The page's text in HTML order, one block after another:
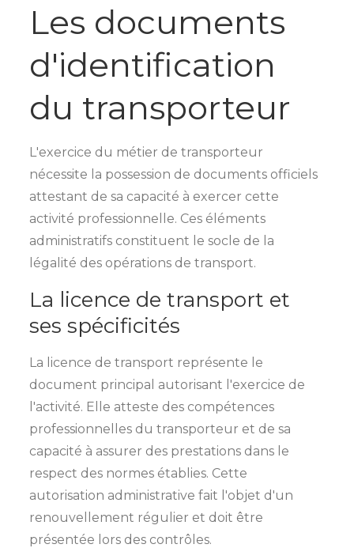
Les documents
d'identification
du transporteur
L'exercice du métier de transporteur
nécessite la possession de documents officiels
attestant de sa capacité à exercer cette
activité professionnelle. Ces éléments
administratifs constituent le socle de la
légalité des opérations de transport.
La licence de transport et
ses spécificités
La licence de transport représente le
document principal autorisant l'exercice de
l'activité. Elle atteste des compétences
professionnelles du transporteur et de sa
capacité à assurer des prestations dans le
respect des normes établies. Cette
autorisation administrative fait l'objet d'un
renouvellement régulier et doit être
présentée lors des contrôles.